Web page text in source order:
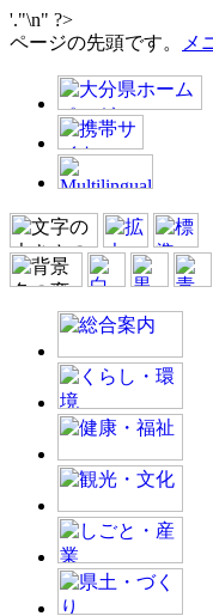
'."\n" ?>
ページの先頭です。
メ